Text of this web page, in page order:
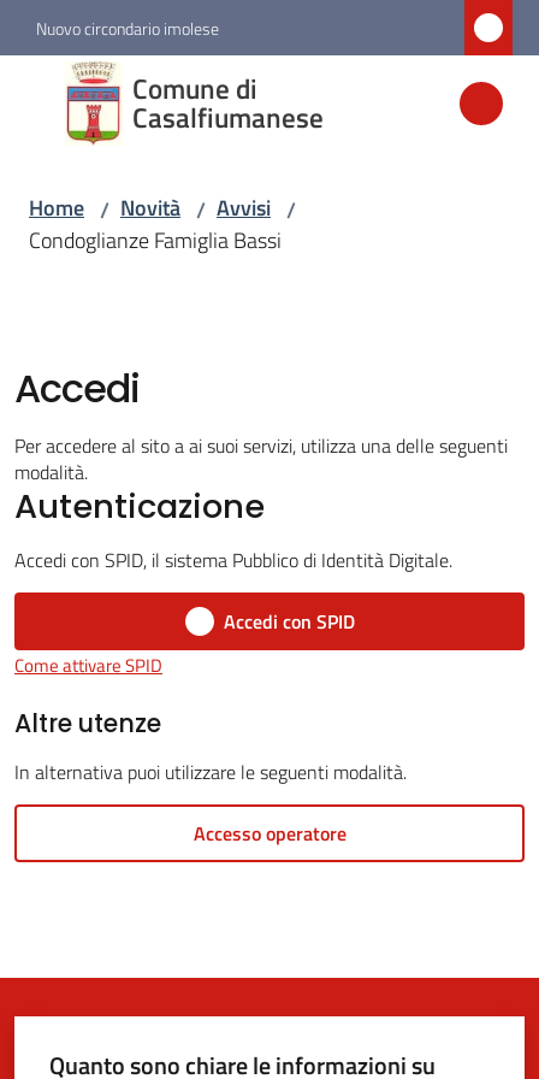
Vai al contenuto
Vai alla navigazione
Vai al footer
Nuovo circondario imolese
Comune di
Casalfiumanese
Comune di
Casalfiumanese
Amministrazione
Servizi
Vivere
Casalfiumanese
5x1000
Servizi
line
Tutti
Home / Novità / Avvisi /
Condoglianze Famiglia Bassi
Accedi
Per accedere al sito a ai suoi servizi, utilizza una delle seguenti
modalità.
Autenticazione
Accedi con SPID, il sistema Pubblico di Identità Digitale.
Accedi con SPID
Come attivare SPID
Altre utenze
In alternativa puoi utilizzare le seguenti modalità.
Accesso operatore
Quanto sono chiare le informazioni su